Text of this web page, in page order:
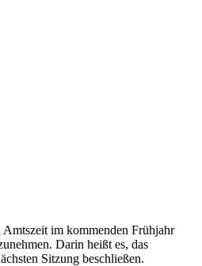
im kommenden Frühjahr
Darin heißt es, das
Sitzung beschließen.